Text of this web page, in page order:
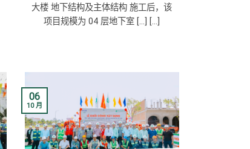
大楼 地下结构及主体结构 施工后，该
项目规模为 04 层地下室 [...] [...]
06
10 月